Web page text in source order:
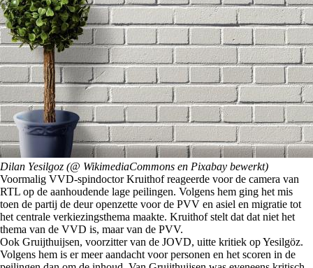
Dilan Yesilgoz (@ WikimediaCommons en Pixabay bewerkt)
Voormalig VVD-spindoctor Kruithof reageerde voor de camera van
RTL op de aanhoudende lage peilingen. Volgens hem ging het mis
toen de partij de deur openzette voor de PVV en asiel en migratie tot
het centrale verkiezingsthema maakte. Kruithof stelt dat dat niet het
thema van de VVD is, maar van de PVV.
Ook Gruijthuijsen, voorzitter van de JOVD, uitte kritiek op Yesilgöz.
Volgens hem is er meer aandacht voor personen en het scoren in de